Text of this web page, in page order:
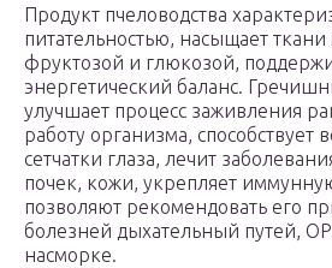
Продукт пчеловодства
питательностью, насыщает
фруктозой и глюкозой,
энергетический баланс.
улучшает процесс заживления
работу организма, способствует
сетчатки глаза, лечит
почек, кожи, укрепляет
позволяют рекомендовать его
болезней дыхательный путей,
насморке.